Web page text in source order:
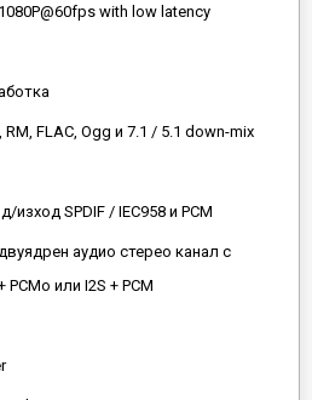
with low latency
FLAC, Ogg и 7.1 / 5.1 down-mix
SPDIF / IEC958 и PCM
аудио стерео канал с
или I2S + PCM